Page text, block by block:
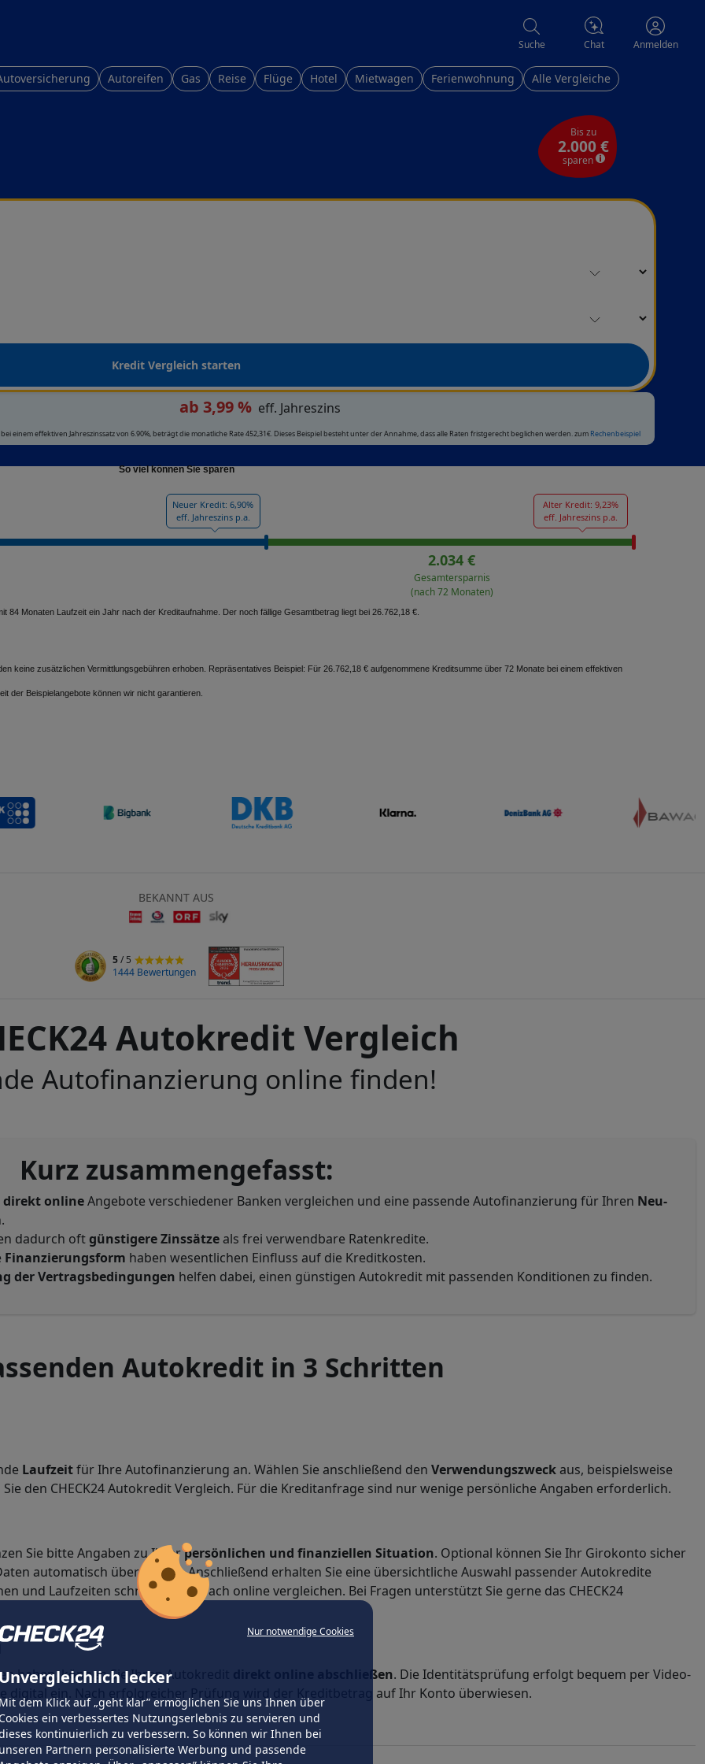
Nur notwendige Cookies
lecker
dem Klick auf „geht klar” ermöglichen Sie uns Ihnen über
ein verbessertes Nutzungserlebnis zu servieren und
kontinuierlich zu verbessern. So können wir Ihnen bei
Partnern personalisierte Werbung und passende
Suche Chat Anmelden
Autoreifen Gas Reise Flüge Hotel Mietwagen Ferienwohnung Alle Vergleiche
Bis zu
2.000 €
sparen
Kredit Vergleich starten
ab 3,99 % eff. Jahreszins
einem effektiven Jahreszinssatz von 6.90%, beträgt die monatliche Rate 452,31€. Dieses Beispiel besteht unter der Annahme, dass alle Raten fristgerecht beglichen werden. zum Rechenbeispiel
So viel können Sie sparen
Neuer Kredit: 6,90%
eff. Jahreszins p.a.
Alter Kredit: 9,23%
eff. Jahreszins p.a.
2.034 €
Gesamtersparnis
(nach 72 Monaten)
Monaten Laufzeit ein Jahr nach der Kreditaufnahme. Der noch fällige Gesamtbetrag liegt bei 26.762,18 €.
keine zusätzlichen Vermittlungsgebühren erhoben. Repräsentatives Beispiel: Für 26.762,18 € aufgenommene Kreditsumme über 72 Monate bei einem effektiven
der Beispielangebote können wir nicht garantieren.
BEKANNT AUS
5/ 5
1444 Bewertungen
Autokredit Vergleich
Autofinanzierung online finden!
Kurz zusammengefasst:
direkt onlineAngebote verschiedener Banken vergleichen und eine passende Autofinanzierung für Ihren Neu-
dadurch oftgünstigere Zinssätze als frei verwendbare Ratenkredite.
Finanzierungsform haben wesentlichen Einfluss auf die Kreditkosten.
der Vertragsbedingungen helfen dabei, einen günstigen Autokredit mit passenden Konditionen zu finden.
Autokredit in 3 Schritten
Laufzeitfür Ihre Autofinanzierung an. Wählen Sie anschließend den Verwendungszweckaus, beispielsweise
den CHECK24 Autokredit Vergleich. Für die Kreditanfrage sind nur wenige persönliche Angaben erforderlich.
Sie bitte Angaben zu Ihrerpersönlichen und finanziellen Situation. Optional können Sie Ihr Girokonto sicher
automatisch übermitteln. Anschließend erhalten Sie eine übersichtliche Auswahl passender Autokredite
und Laufzeiten schnell und einfach online vergleichen. Bei Fragen unterstützt Sie gerne das CHECK24
haben, können Sie Ihren Autokredit direkt online abschließen. Die Identitätsprüfung erfolgt bequem per Video-
ein. Nach erfolgreicher Prüfung wird der Kreditbetrag auf Ihr Konto überwiesen.